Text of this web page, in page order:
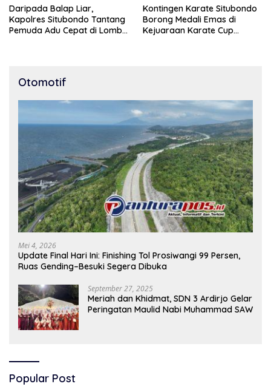
Daripada Balap Liar,
Kapolres Situbondo Tantang
Pemuda Adu Cepat di Lomba
Kontingen Karate Situbondo
Borong Medali Emas di
Kejuaraan Karate Cup
Otomotif
Mei 4, 2026
Update Final Hari Ini: Finishing Tol Prosiwangi 99 Persen,
Ruas Gending–Besuki Segera Dibuka
September 27, 2025
Meriah dan Khidmat, SDN 3 Ardirjo Gelar
Peringatan Maulid Nabi Muhammad SAW
Popular Post